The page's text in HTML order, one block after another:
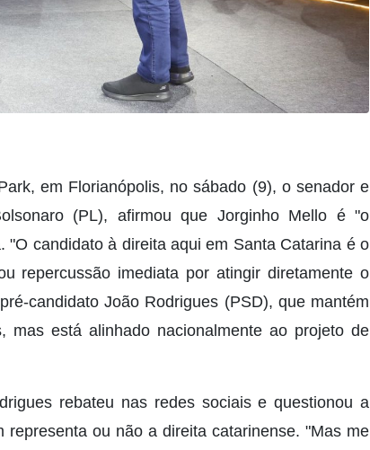
em Florianópolis, no sábado (9), o senador e
(PL), afirmou que Jorginho Mello é "o
"O candidato à direita aqui em Santa Catarina é o
repercussão imediata por atingir diretamente o
candidato João Rodrigues (PSD), que mantém
mas está alinhado nacionalmente ao projeto de
rebateu nas redes sociais e questionou a
representa ou não a direita catarinense. "Mas me